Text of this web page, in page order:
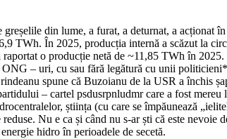
din lume, a furat, a deturnat, a acționat
TWh. În 2025, producția internă a scăzut la
o producție netă de ~11,85 TWh în
– uri, cu sau fără legătură cu unii
spune că Buzoianu de la USR a închis
– cartel psdusrpnludmr care a fost
știința (cu care se împăunează
Nu e ca și când nu s-ar ști că este
hidro în perioadele de secetă.